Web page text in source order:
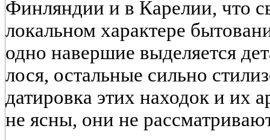
Финляндии и в Карелии, что
локальном характере
одно навершие выделяется
лося, остальные сильно
датировка этих находок и их
не ясны, они не